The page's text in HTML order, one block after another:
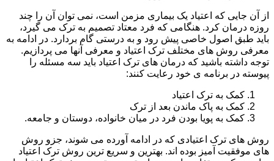
از آن جایی که اعتیاد یک بیماری مزمن است، نمی توان آن را چند
روزه درمان کرد. هنگامی که فرد معتاد تصمیم به ترک می گیرد،
باید طبق اصول خاصی پیش رود و به درستی گام بردارد. در ادامه به
معرفی روش های مختلف ترک اعتیاد و معرفی آنها می پردازیم.
توجه داشته باشید که درمان های ترک اعتیاد باید سه مسئله را
پیوسته در برنامه ی خود رعایت کنند:
کمک به ترک اعتیاد
کمک به پاک ماندن بعد از ترک
کمک به پویا بودن فرد در میان خانواده، دوستان و جامعه.
روش های ترک اعتیادی که در ادامه آورده می شوند، جزو روش
های موفقیت آمیز بوده اند. بهترین و سریع ترین روش ترک اعتیاد